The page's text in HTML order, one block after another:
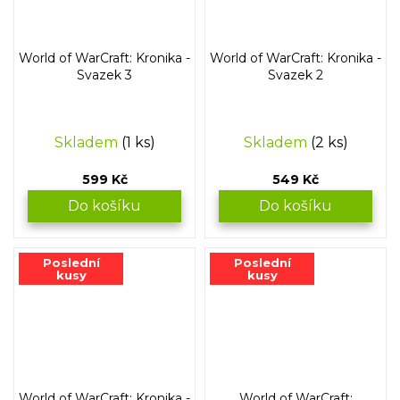
World of WarCraft: Kronika -
Svazek 3
Skladem (1 ks)
599 Kč
Do košíku
World of WarCraft: Kronika -
Svazek 2
Skladem (2 ks)
549 Kč
Do košíku
Poslední
kusy
Poslední
kusy